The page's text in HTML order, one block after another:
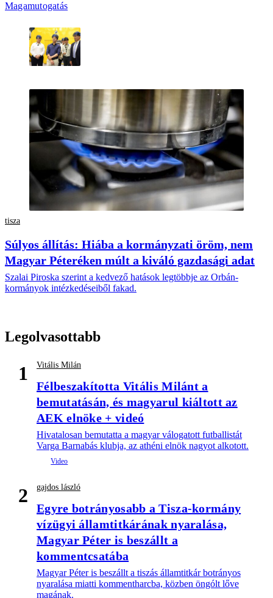
Magamutogatás
tisza
Súlyos állítás: Hiába a kormányzati öröm, nem
Magyar Péteréken múlt a kiváló gazdasági adat
Szalai Piroska szerint a kedvező hatások legtöbbje az Orbán-
kormányok intézkedéseiből fakad.
Legolvasottabb
1 Vitális Milán
Félbeszakította Vitális Milánt a
bemutatásán, és magyarul kiáltott az
AEK elnöke + videó
Hivatalosan bemutatta a magyar válogatott futballistát
Varga Barnabás klubja, az athéni elnök nagyot alkotott.
2 gajdos lászló
Egyre botrányosabb a Tisza-kormány
vízügyi államtitkárának nyaralása,
Magyar Péter is beszállt a
kommentcsatába
Magyar Péter is beszállt a tiszás államtitkár botrányos
nyaralása miatti kommentharcba, közben öngólt lőve
magának.